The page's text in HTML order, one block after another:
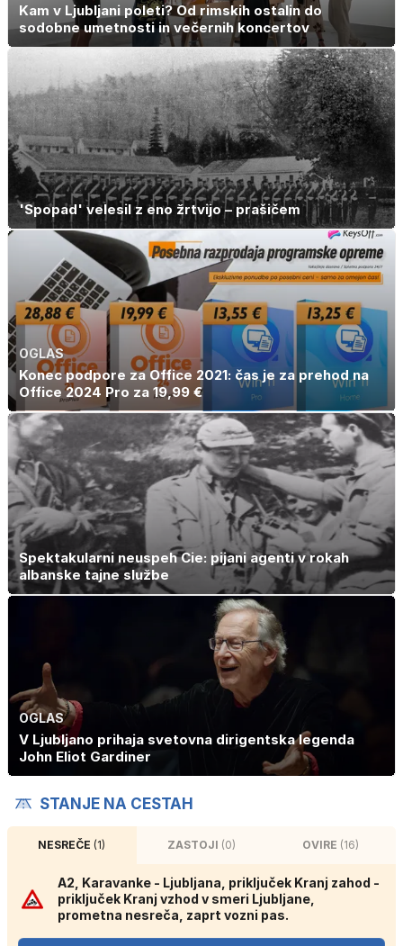
Kam v Ljubljani poleti? Od rimskih ostalin do
sodobne umetnosti in večernih koncertov
'Spopad' velesil z eno žrtvijo – prašičem
OGLAS
Konec podpore za Office 2021: čas je za prehod na
Office 2024 Pro za 19,99 €
Spektakularni neuspeh Cie: pijani agenti v rokah
albanske tajne službe
OGLAS
V Ljubljano prihaja svetovna dirigentska legenda
John Eliot Gardiner
STANJE NA CESTAH
NESREČE(1) ZASTOJI (0) OVIRE (16)
A2, Karavanke - Ljubljana, priključek Kranj zahod -
priključek Kranj vzhod v smeri Ljubljane,
prometna nesreča, zaprt vozni pas.